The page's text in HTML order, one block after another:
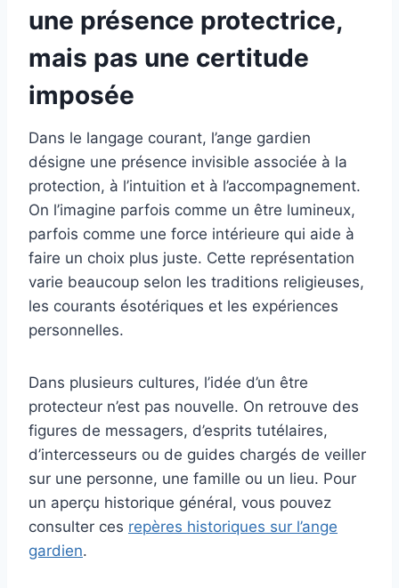
une présence protectrice,
mais pas une certitude
imposée
Dans le langage courant, l’ange gardien
désigne une présence invisible associée à la
protection, à l’intuition et à l’accompagnement.
On l’imagine parfois comme un être lumineux,
parfois comme une force intérieure qui aide à
faire un choix plus juste. Cette représentation
varie beaucoup selon les traditions religieuses,
les courants ésotériques et les expériences
personnelles.
Dans plusieurs cultures, l’idée d’un être
protecteur n’est pas nouvelle. On retrouve des
figures de messagers, d’esprits tutélaires,
d’intercesseurs ou de guides chargés de veiller
sur une personne, une famille ou un lieu. Pour
un aperçu historique général, vous pouvez
consulter ces repères historiques sur l’ange
gardien.